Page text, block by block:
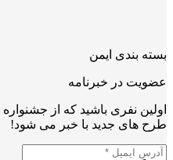
بسته بندی ایمن
عضویت در خبرنامه
اولین نفری باشید که از
طرح های جدید با خبر می شود!